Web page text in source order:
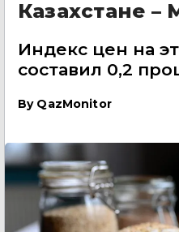
Казахстане –
Индекс цен на
составил 0,2
By QazMonitor